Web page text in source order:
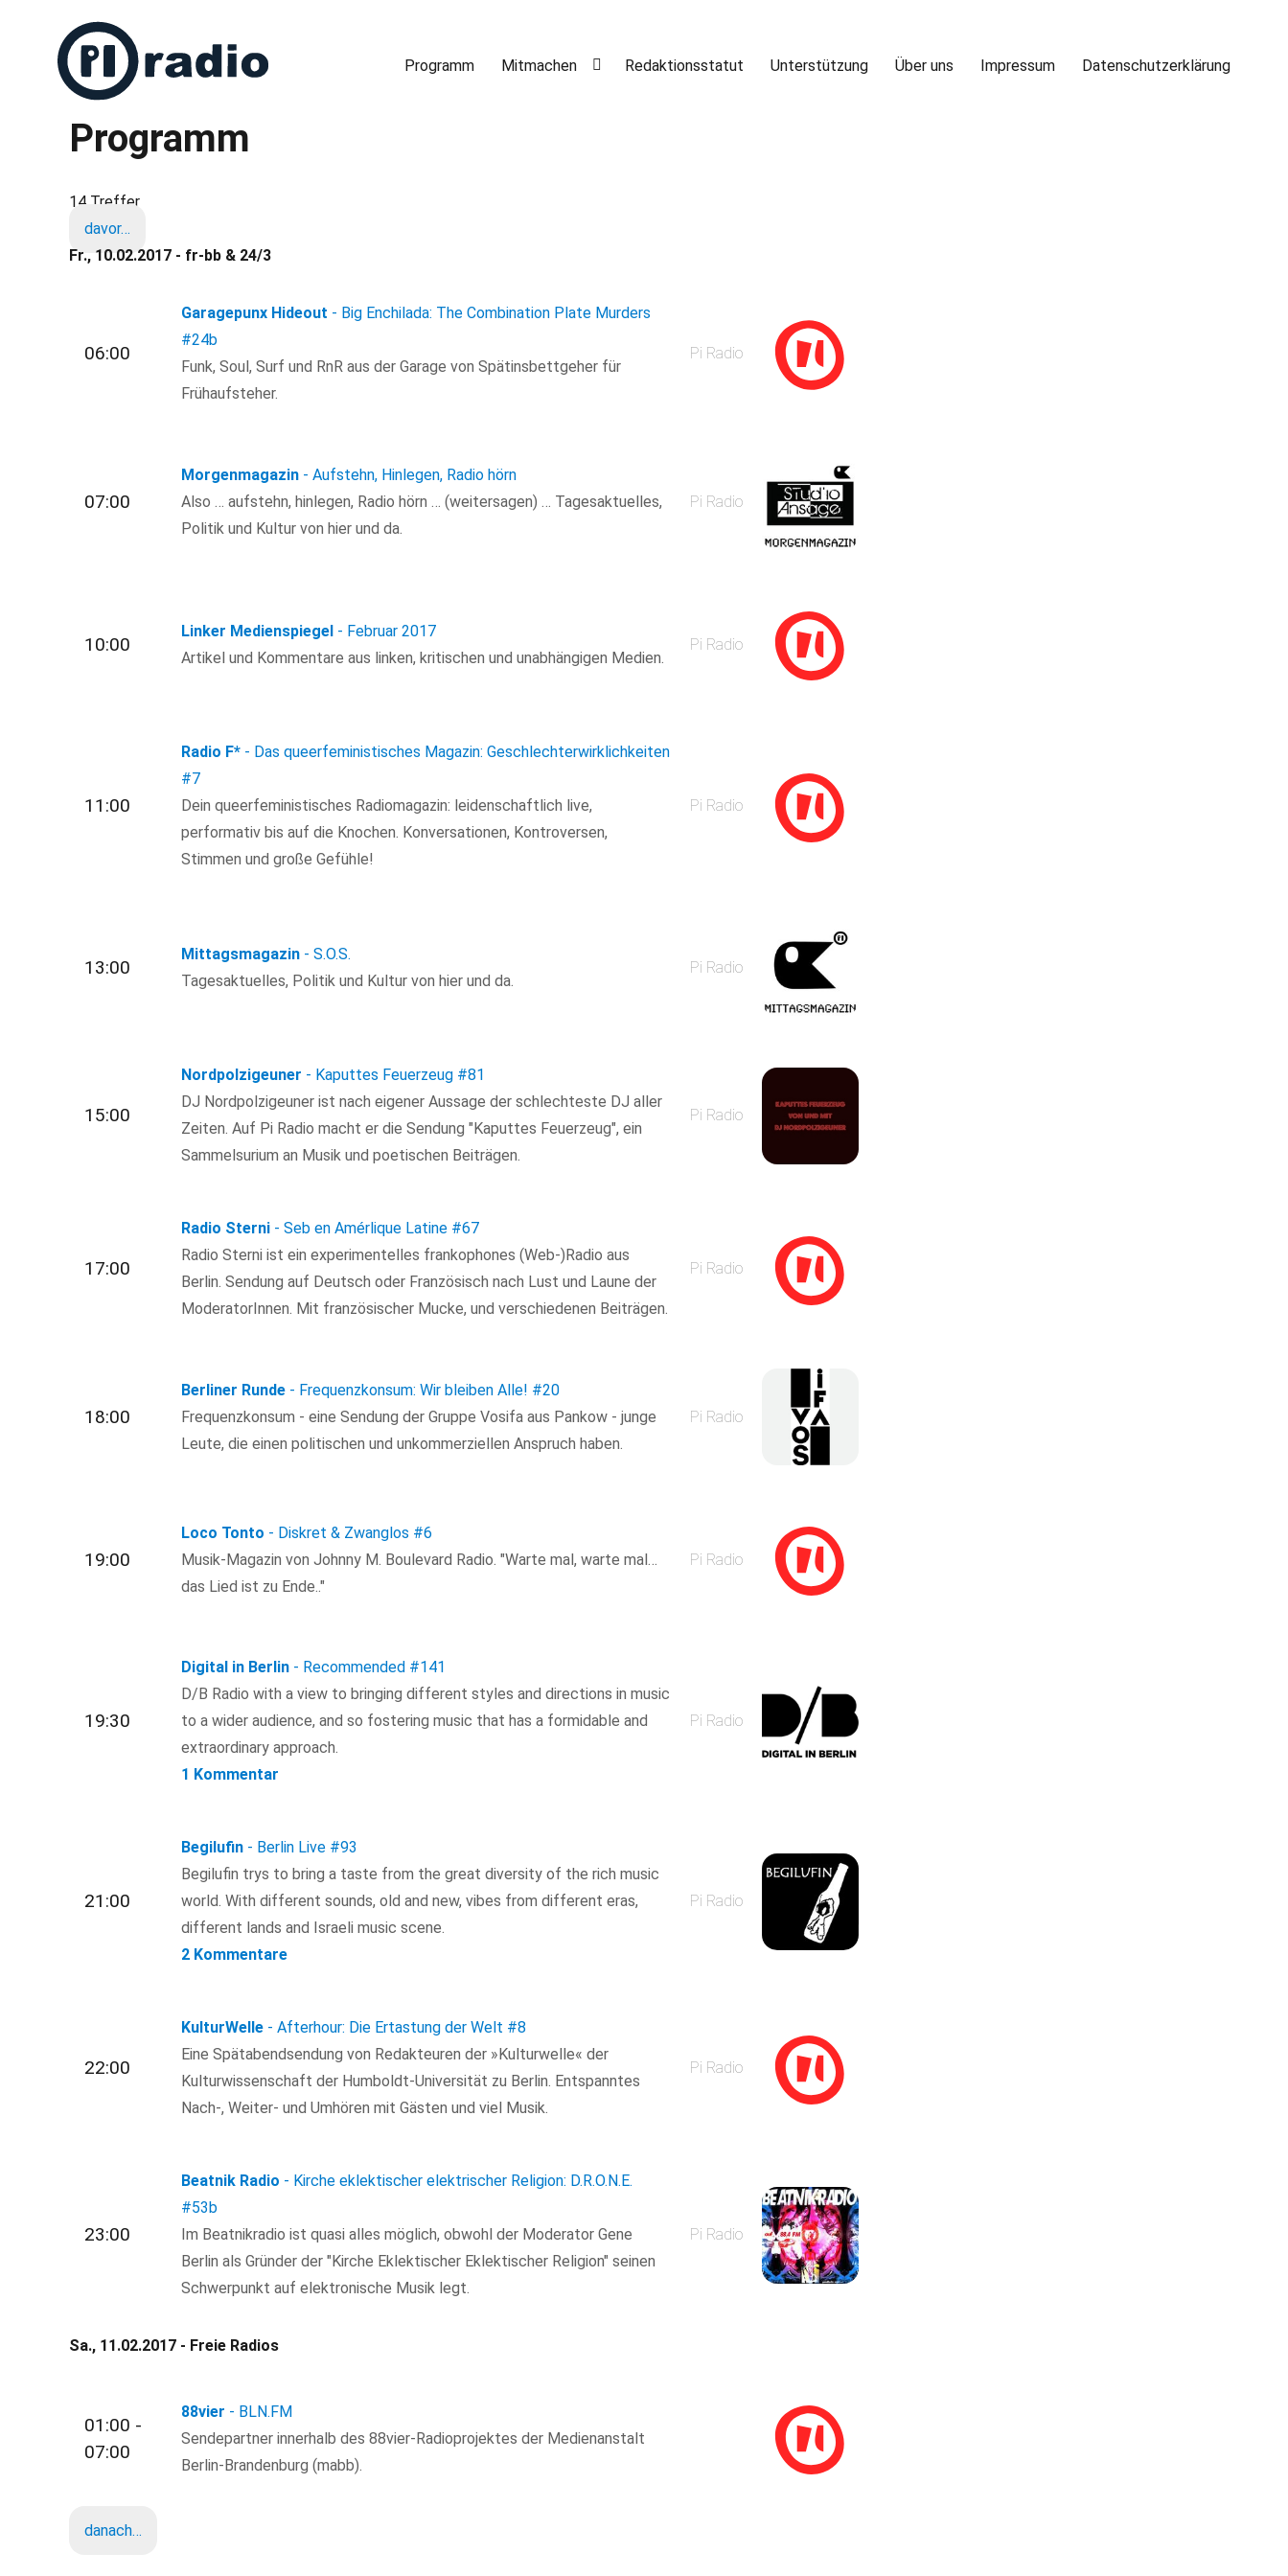
Freies Radio in Berlin
Programm Mitmachen Redaktionsstatut Unterstützung Über uns Impressum Datenschutzerklärung
Programm
14 Treffer
davor…
Fr., 10.02.2017 - fr-bb & 24/3
06:00
Garagepunx Hideout - Big Enchilada: The Combination Plate Murders
#24b
Funk, Soul, Surf und RnR aus der Garage von Spätinsbettgeher für
Frühaufsteher.
Pi Radio
07:00
Morgenmagazin - Aufstehn, Hinlegen, Radio hörn
Also … aufstehn, hinlegen, Radio hörn … (weitersagen) … Tagesaktuelles,
Politik und Kultur von hier und da.
Pi Radio
10:00
Linker Medienspiegel - Februar 2017
Artikel und Kommentare aus linken, kritischen und unabhängigen Medien.
Pi Radio
11:00
Radio F* - Das queerfeministisches Magazin: Geschlechterwirklichkeiten
#7
Dein queerfeministisches Radiomagazin: leidenschaftlich live,
performativ bis auf die Knochen. Konversationen, Kontroversen,
Stimmen und große Gefühle!
Pi Radio
13:00
Mittagsmagazin - S.O.S.
Tagesaktuelles, Politik und Kultur von hier und da.
Pi Radio
15:00
Nordpolzigeuner - Kaputtes Feuerzeug #81
DJ Nordpolzigeuner ist nach eigener Aussage der schlechteste DJ aller
Zeiten. Auf Pi Radio macht er die Sendung "Kaputtes Feuerzeug", ein
Sammelsurium an Musik und poetischen Beiträgen.
Pi Radio
17:00
Radio Sterni - Seb en Amérlique Latine #67
Radio Sterni ist ein experimentelles frankophones (Web-)Radio aus
Berlin. Sendung auf Deutsch oder Französisch nach Lust und Laune der
ModeratorInnen. Mit französischer Mucke, und verschiedenen Beiträgen.
Pi Radio
18:00
Berliner Runde - Frequenzkonsum: Wir bleiben Alle! #20
Frequenzkonsum - eine Sendung der Gruppe Vosifa aus Pankow - junge
Leute, die einen politischen und unkommerziellen Anspruch haben.
Pi Radio
19:00
Loco Tonto - Diskret & Zwanglos #6
Musik-Magazin von Johnny M. Boulevard Radio. "Warte mal, warte mal…
das Lied ist zu Ende.."
Pi Radio
19:30
Digital in Berlin - Recommended #141
D/B Radio with a view to bringing different styles and directions in music
to a wider audience, and so fostering music that has a formidable and
extraordinary approach.
1 Kommentar
Pi Radio
21:00
Begilufin - Berlin Live #93
Begilufin trys to bring a taste from the great diversity of the rich music
world. With different sounds, old and new, vibes from different eras,
different lands and Israeli music scene.
2 Kommentare
Pi Radio
22:00
KulturWelle - Afterhour: Die Ertastung der Welt #8
Eine Spätabendsendung von Redakteuren der »Kulturwelle« der
Kulturwissenschaft der Humboldt-Universität zu Berlin. Entspanntes
Nach-, Weiter- und Umhören mit Gästen und viel Musik.
Pi Radio
23:00
Beatnik Radio - Kirche eklektischer elektrischer Religion: D.R.O.N.E.
#53b
Im Beatnikradio ist quasi alles möglich, obwohl der Moderator Gene
Berlin als Gründer der "Kirche Eklektischer Eklektischer Religion" seinen
Schwerpunkt auf elektronische Musik legt.
Pi Radio
Sa., 11.02.2017 - Freie Radios
01:00 -
07:00
88vier - BLN.FM
Sendepartner innerhalb des 88vier-Radioprojektes der Medienanstalt
Berlin-Brandenburg (mabb).
danach…